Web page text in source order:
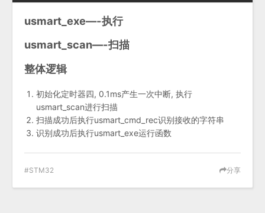
usmart_exe—-执行
usmart_scan—-扫描
整体逻辑
初始化定时器四, 0.1ms产生一次中断, 执行
usmart_scan进行扫描
扫描成功后执行usmart_cmd_rec识别接收的字符串
识别成功后执行usmart_exe运行函数
分享
STM32